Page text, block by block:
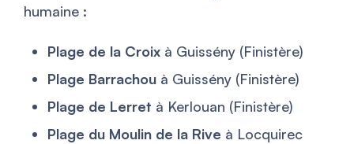
humaine :
Plage de la Croix à Guissény (Finistère)
Plage Barrachou à Guissény (Finistère)
Plage de Lerret à Kerlouan (Finistère)
Plage du Moulin de la Rive à Locquirec